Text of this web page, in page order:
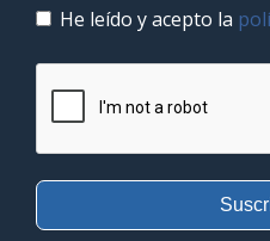
He leído y acepto la